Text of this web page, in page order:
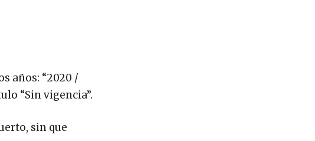
años: “2020 /
“Sin vigencia”.
sin que